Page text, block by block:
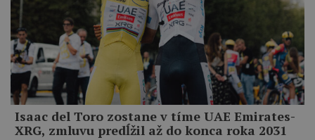
Isaac del Toro zostane v tíme UAE Emirates-
XRG, zmluvu predĺžil až do konca roka 2031